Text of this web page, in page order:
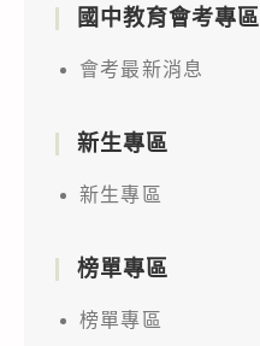
國中教育會考專區
會考最新消息
新生專區
新生專區
榜單專區
榜單專區